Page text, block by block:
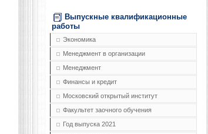
Выпускные квалификационные
работы
Экономика
Менеджмент в организации
Менеджмент
Финансы и кредит
Московский открытый институт
Факультет заочного обучения
Год выпуска 2021